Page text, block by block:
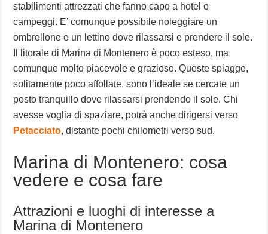
stabilimenti attrezzati che fanno capo a hotel o
campeggi. E’ comunque possibile noleggiare un
ombrellone e un lettino dove rilassarsi e prendere il sole.
Il litorale di Marina di Montenero è poco esteso, ma
comunque molto piacevole e grazioso. Queste spiagge,
solitamente poco affollate, sono l’ideale se cercate un
posto tranquillo dove rilassarsi prendendo il sole. Chi
avesse voglia di spaziare, potrà anche dirigersi verso
Petacciato, distante pochi chilometri verso sud.
Marina di Montenero: cosa
vedere e cosa fare
Attrazioni e luoghi di interesse a
Marina di Montenero